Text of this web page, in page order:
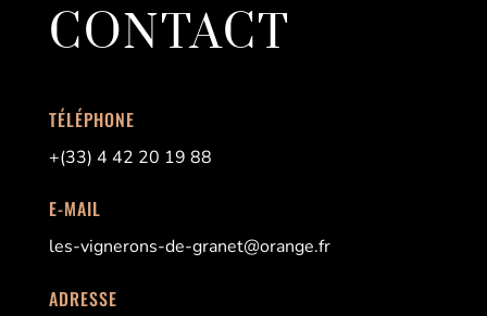
CONTACT
TÉLÉPHONE
+(33) 4 42 20 19 88
E-MAIL
les-vignerons-de-granet@orange.fr
ADRESSE